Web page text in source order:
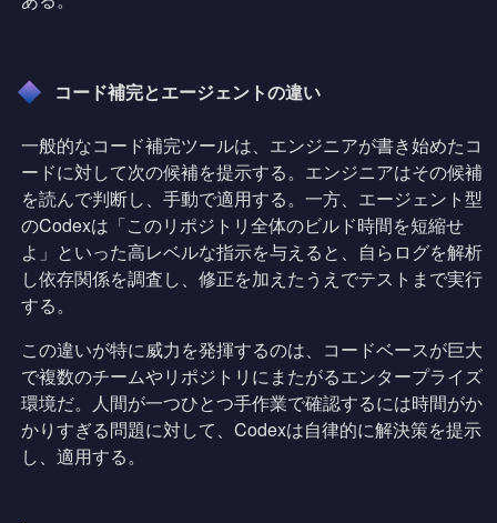
コード補完とエージェントの違い
一般的なコード補完ツールは、エンジニアが書き始めたコ
ードに対して次の候補を提示する。エンジニアはその候補
を読んで判断し、手動で適用する。一方、エージェント型
のCodexは「このリポジトリ全体のビルド時間を短縮せ
よ」といった高レベルな指示を与えると、自らログを解析
し依存関係を調査し、修正を加えたうえでテストまで実行
する。
この違いが特に威力を発揮するのは、コードベースが巨大
で複数のチームやリポジトリにまたがるエンタープライズ
環境だ。人間が一つひとつ手作業で確認するには時間がか
かりすぎる問題に対して、Codexは自律的に解決策を提示
し、適用する。